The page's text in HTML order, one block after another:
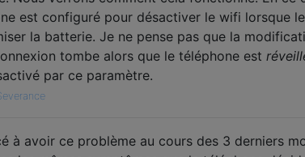
est configuré pour désactiver le wifi lorsque
la batterie. Je ne pense pas que la
tombe alors que le téléphone est
par ce paramètre.
à avoir ce problème au cours des 3 derniers